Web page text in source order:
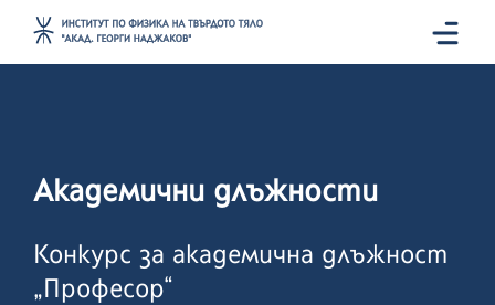
Академични длъжности
Конкурс за академична длъжност
„Професор“